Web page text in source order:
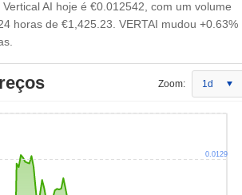
AI hoje é €0.012542 , com um volume
horas de €1,425.23 . VERTAI mudou +0.63%
Zoom: 1d
0.0129